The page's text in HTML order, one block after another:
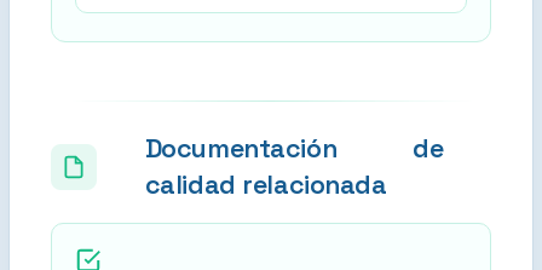
Documentación de
calidad relacionada